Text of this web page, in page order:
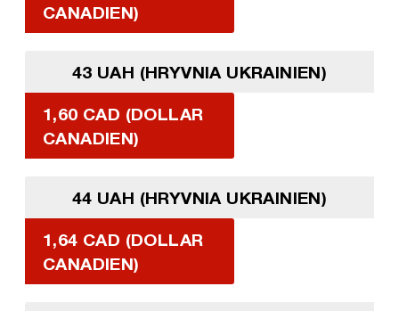
CANADIEN)
43 UAH (HRYVNIA UKRAINIEN)
1,60 CAD (DOLLAR
CANADIEN)
44 UAH (HRYVNIA UKRAINIEN)
1,64 CAD (DOLLAR
CANADIEN)